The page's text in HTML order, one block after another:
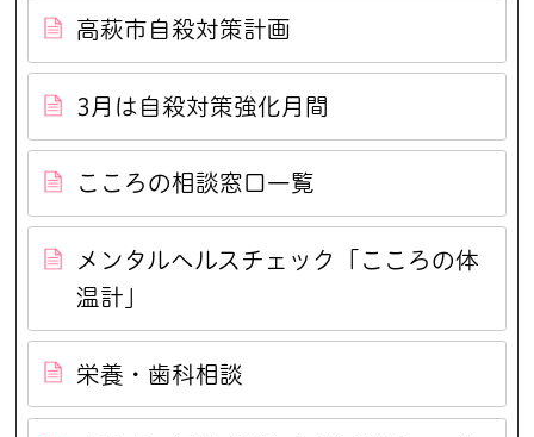
高萩市自殺対策計画
3月は自殺対策強化月間
こころの相談窓口一覧
メンタルヘルスチェック「こころの体
温計」
栄養・歯科相談